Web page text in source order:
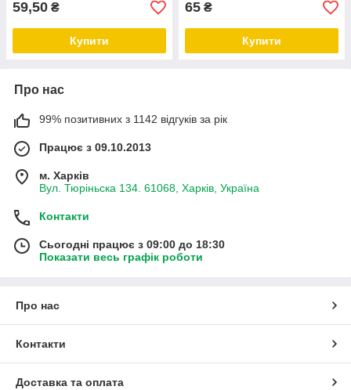
59,50 ₴
Купити
65 ₴
Купити
Про нас
99% позитивних з 1142 відгуків за рік
Працює з 09.10.2013
м. Харків
Вул. Тюріньска 134. 61068, Харків, Україна
Контакти
Сьогодні працює з 09:00 до 18:30
Показати весь графік роботи
Про нас
Контакти
Доставка та оплата